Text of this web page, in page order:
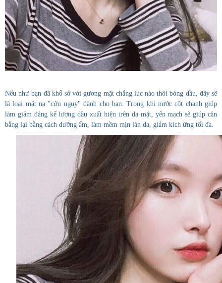
Nếu như bạn đã khổ sở với gương mặt chẳng lúc nào thôi bóng dầu, đây sẽ
là loại mặt nạ "cứu nguy" dành cho bạn. Trong khi nước cốt chanh giúp
làm giảm đáng kể lượng dầu xuất hiện trên da mặt, yến mạch sẽ giúp cân
bằng lại bằng cách dưỡng ẩm, làm mềm mịn làn da, giảm kích ứng tối đa.